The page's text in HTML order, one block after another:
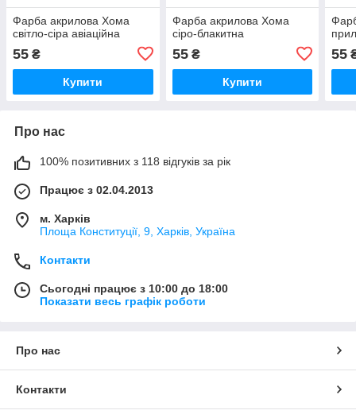
Фарба акрилова Хома
світло-сіра авіаційна
55 ₴
Купити
Фарба акрилова Хома
сіро-блакитна
55₴
Купити
55
Про нас
100% позитивних з 118 відгуків за рік
Працює з 02.04.2013
м. Харків
Площа Конституції, 9, Харків, Україна
Контакти
Сьогодні працює з 10:00 до 18:00
Показати весь графік роботи
Про нас
Контакти